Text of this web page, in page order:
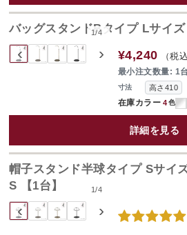
‹ ›
1/4
バッグスタンドBタイプ Lサイ
寸法 高さ410
在庫カラー 4色
¥4,240 （税
最小注文数量: 1
詳細を見る
‹ ›
1/4
帽子スタンド半球タイプ Sサイ
S 【1台】